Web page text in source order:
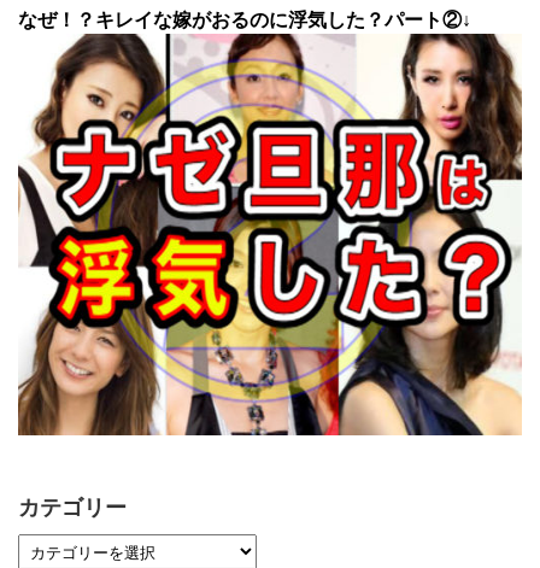
なぜ！？キレイな嫁がおるのに浮気した？パート②↓
カテゴリー